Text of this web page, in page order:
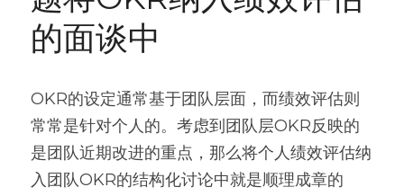
的面谈中
OKR的设定通常基于团队层面，而绩效评估则
常常是针对个人的。考虑到团队层OKR反映的
是团队近期改进的重点，那么将个人绩效评估纳
入团队OKR的结构化讨论中就是顺理成章的